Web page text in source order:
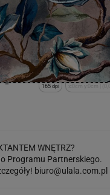
x:0cm y:0cm |
165 dpi
WNĘTRZ?
Programu Partnerskiego.
biuro@ulala.com.pl